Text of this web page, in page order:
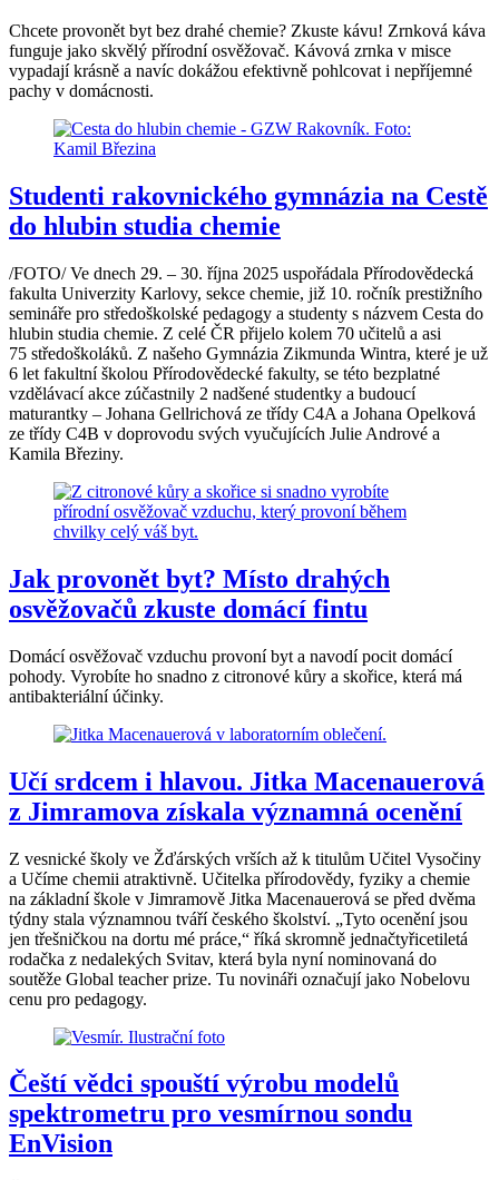
Chcete provonět byt bez drahé chemie? Zkuste kávu! Zrnková káva
funguje jako skvělý přírodní osvěžovač. Kávová zrnka v misce
vypadají krásně a navíc dokážou efektivně pohlcovat i nepříjemné
pachy v domácnosti.
Studenti rakovnického gymnázia na Cestě
do hlubin studia chemie
/FOTO/ Ve dnech 29. – 30. října 2025 uspořádala Přírodovědecká
fakulta Univerzity Karlovy, sekce chemie, již 10. ročník prestižního
semináře pro středoškolské pedagogy a studenty s názvem Cesta do
hlubin studia chemie. Z celé ČR přijelo kolem 70 učitelů a asi
75 středoškoláků. Z našeho Gymnázia Zikmunda Wintra, které je už
6 let fakultní školou Přírodovědecké fakulty, se této bezplatné
vzdělávací akce zúčastnily 2 nadšené studentky a budoucí
maturantky – Johana Gellrichová ze třídy C4A a Johana Opelková
ze třídy C4B v doprovodu svých vyučujících Julie Andrové a
Kamila Březiny.
Jak provonět byt? Místo drahých
osvěžovačů zkuste domácí fintu
Domácí osvěžovač vzduchu provoní byt a navodí pocit domácí
pohody. Vyrobíte ho snadno z citronové kůry a skořice, která má
antibakteriální účinky.
Učí srdcem i hlavou. Jitka Macenauerová
z Jimramova získala významná ocenění
Z vesnické školy ve Žďárských vrších až k titulům Učitel Vysočiny
a Učíme chemii atraktivně. Učitelka přírodovědy, fyziky a chemie
na základní škole v Jimramově Jitka Macenauerová se před dvěma
týdny stala významnou tváří českého školství. „Tyto ocenění jsou
jen třešničkou na dortu mé práce,“ říká skromně jednačtyřicetiletá
rodačka z nedalekých Svitav, která byla nyní nominovaná do
soutěže Global teacher prize. Tu novináři označují jako Nobelovu
cenu pro pedagogy.
Čeští vědci spouští výrobu modelů
spektrometru pro vesmírnou sondu
EnVision